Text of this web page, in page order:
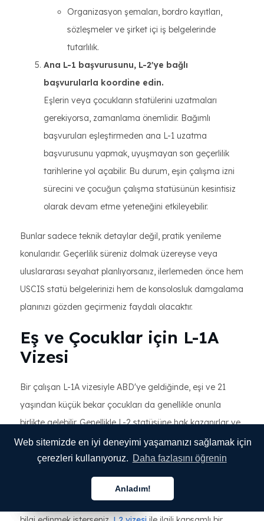
Web sitemizde en iyi deneyimi yaşamanızı sağlamak için
çerezleri kullanıyoruz. Daha fazlasını öğrenin
Anladım!
Organizasyon şemaları, bordro kayıtları,
sözleşmeler ve şirket içi iş belgelerinde
tutarlılık.
Ana L-1 başvurusunu, L-2'ye bağlı
başvurularla koordine edin.
Eşlerin veya çocukların statülerini uzatmaları
gerekiyorsa, zamanlama önemlidir. Bağımlı
başvuruları eşleştirmeden ana L-1 uzatma
başvurusunu yapmak, uyuşmayan son geçerlilik
tarihlerine yol açabilir. Bu durum, eşin çalışma izni
sürecini ve çocuğun çalışma statüsünün kesintisiz
olarak devam etme yeteneğini etkileyebilir.
Bunlar sadece teknik detaylar değil, pratik yenileme
konularıdır. Geçerlilik süreniz dolmak üzereyse veya
uluslararası seyahat planlıyorsanız, ilerlemeden önce hem
USCIS statü belgelerinizi hem de konsolosluk damgalama
planınızı gözden geçirmeniz faydalı olacaktır.
Eş ve Çocuklar için L-1A
Vizesi
Bir çalışan L-1A vizesiyle ABD'ye geldiğinde, eşi ve 21
yaşından küçük bekar çocukları da genellikle onunla
birlikte gelebilir. Genellikle L-2 statüsüne hak kazanırlar ve
bu statü, asıl L-1A sahibine tanınan süreyle aynı süre
boyunca Amerika Birleşik Devletleri'nde kalmalarına
Bağımlı statüsü ve eş çalışma izni hakkında daha detaylı
Türkçe
Türkçe
Türkçe